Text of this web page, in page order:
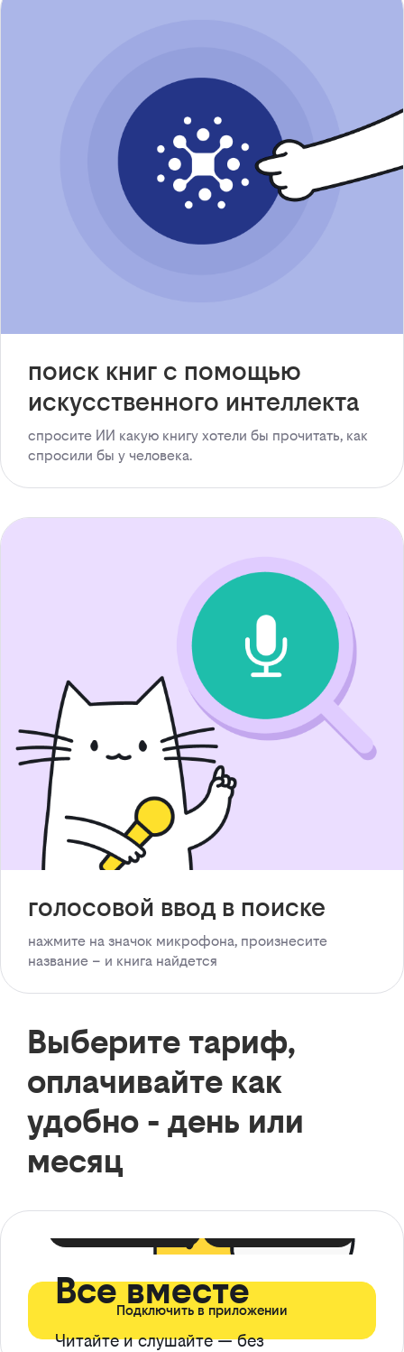
поиск книг с помощью
искусственного интеллекта
спросите ИИ какую книгу хотели бы прочитать, как
спросили бы у человека.
голосовой ввод в поиске
нажмите на значок микрофона, произнесите
название – и книга найдется
Выберите тариф,
оплачивайте как
удобно - день или
месяц
Все вместе
Читайте и слушайте — без
Подключить в приложении